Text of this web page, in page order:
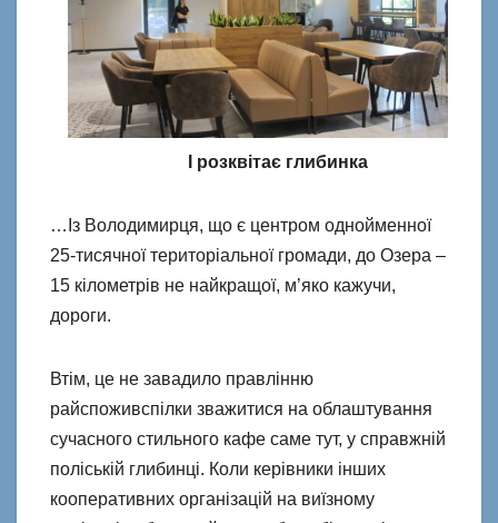
І розквітає глибинка
…Із Володимирця, що є центром однойменної
25-тисячної територіальної громади, до Озера –
15 кілометрів не найкращої, м’яко кажучи,
дороги.
Втім, це не завадило правлінню
райспоживспілки зважитися на облаштування
сучасного стильного кафе саме тут, у справжній
поліській глибинці. Коли керівники інших
кооперативних організацій на виїзному